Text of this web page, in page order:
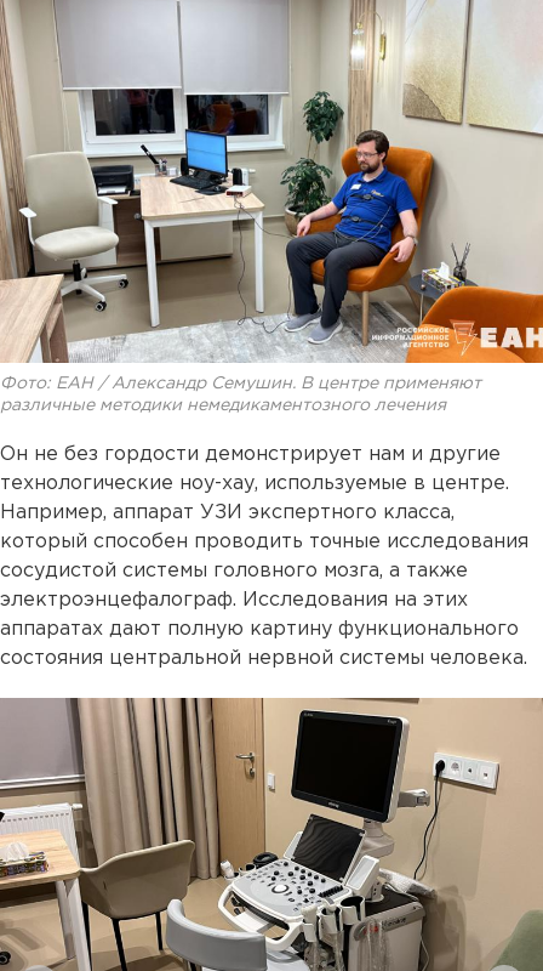
Фото: ЕАН / Александр Семушин. В центре применяют
различные методики немедикаментозного лечения
Он не без гордости демонстрирует нам и другие
технологические ноу-хау, используемые в центре.
Например, аппарат УЗИ экспертного класса,
который способен проводить точные исследования
сосудистой системы головного мозга, а также
электроэнцефалограф. Исследования на этих
аппаратах дают полную картину функционального
состояния центральной нервной системы человека.